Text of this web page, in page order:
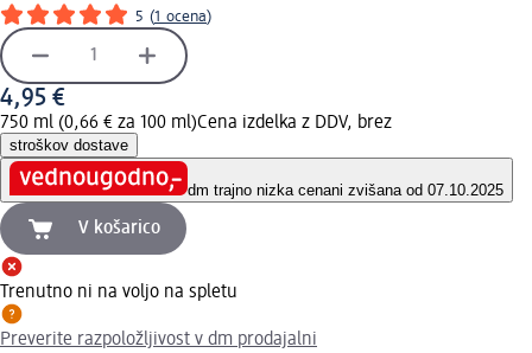
5 (1 ocena)
4,95 €
750 ml (0,66 € za 100 ml)Cena izdelka z DDV, brez
stroškov dostave
dm trajno nizka cenani zvišana od 07.10.2025
V košarico
Trenutno ni na voljo na spletu
Preverite razpoložljivost v dm prodajalni